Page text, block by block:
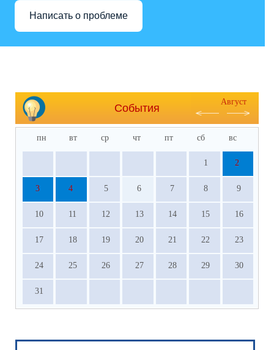
Написать о проблеме
События
Август
пн вт ср чт пт сб вс
1 2
3 4 5 6 7 8 9
10 11 12 13 14 15 16
17 18 19 20 21 22 23
24 25 26 27 28 29 30
31